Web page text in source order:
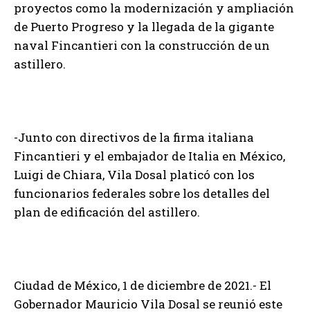
proyectos como la modernización y ampliación
de Puerto Progreso y la llegada de la gigante
naval Fincantieri con la construcción de un
astillero.
-Junto con directivos de la firma italiana
Fincantieri y el embajador de Italia en México,
Luigi de Chiara, Vila Dosal platicó con los
funcionarios federales sobre los detalles del
plan de edificación del astillero.
Ciudad de México, 1 de diciembre de 2021.- El
Gobernador Mauricio Vila Dosal se reunió este